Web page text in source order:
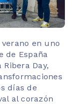
en uno
de España
Day,
días de
al corazón